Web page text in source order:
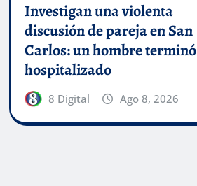
Investigan una violenta
discusión de pareja en San
Carlos: un hombre terminó
hospitalizado
8 Digital Ago 8, 2026